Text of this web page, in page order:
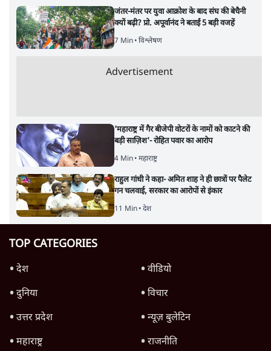
जंतर-मंतर पर युवा आक्रोश के बाद संघ की बेचैनी
क्यों बढ़ी? प्रो. अपूर्वानंद ने बताईं 5 बड़ी वजहें
7 Min• विश्लेषण
Advertisement
'महाराष्ट्र में गैर बीजेपी वोटरों के नामों को काटने की
बड़ी साज़िश'- रोहित पवार का आरोप
4 Min• महाराष्ट्र
राहुल गांधी ने कहा- अमित शाह ने ही छात्रों पर पैलेट
गन चलवाई, सरकार का आरोपों से इंकार
11 Min• देश
TOP CATEGORIES
देश
वीडियो
दुनिया
विचार
उत्तर प्रदेश
न्यूज़ बुलेटिन
महाराष्ट्र
राजनीति